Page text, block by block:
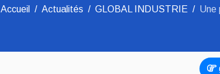
Accueil Actualités GLOBAL INDUSTRIE Une